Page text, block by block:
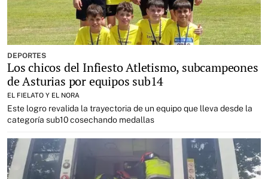
DEPORTES
Los chicos del Infiesto Atletismo, subcampeones
de Asturias por equipos sub14
EL FIELATO Y EL NORA
Este logro revalida la trayectoria de un equipo que lleva desde la
categoría sub10 cosechando medallas